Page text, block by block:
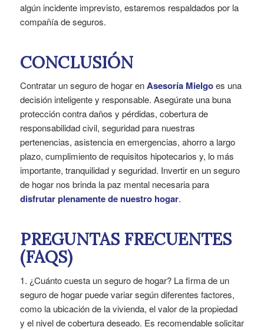
algún incidente imprevisto, estaremos respaldados por la
compañía de seguros.
CONCLUSIÓN
Contratar un seguro de hogar enAsesoría Mielgoes una
decisión inteligente y responsable. Asegúrate una buna
protección contra daños y pérdidas, cobertura de
responsabilidad civil, seguridad para nuestras
pertenencias, asistencia en emergencias, ahorro a largo
plazo, cumplimiento de requisitos hipotecarios y, lo más
importante, tranquilidad y seguridad. Invertir en un seguro
de hogar nos brinda la paz mental necesaria para
disfrutar plenamente de nuestro hogar.
PREGUNTAS FRECUENTES
(FAQS)
1. ¿Cuánto cuesta un seguro de hogar? La firma de un
seguro de hogar puede variar según diferentes factores,
como la ubicación de la vivienda, el valor de la propiedad
y el nivel de cobertura deseado. Es recomendable solicitar